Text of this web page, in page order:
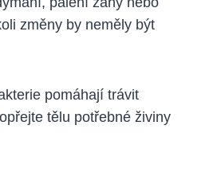
změny by neměly být
pomáhají trávit
tělu potřebné živiny